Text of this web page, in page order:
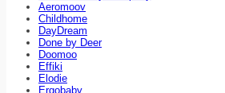
Aeromoov
Childhome
DayDream
Done by Deer
Doomoo
Effiki
Elodie
Ergobaby